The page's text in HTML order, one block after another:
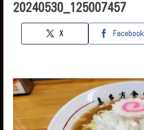
20240530_125007457
X Facebook